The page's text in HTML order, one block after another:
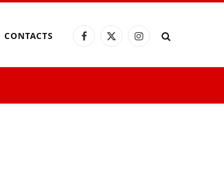
CONTACTS Facebook
X
Instagram